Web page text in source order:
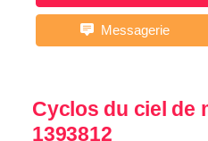
Messagerie
Cyclos du ciel de
1393812